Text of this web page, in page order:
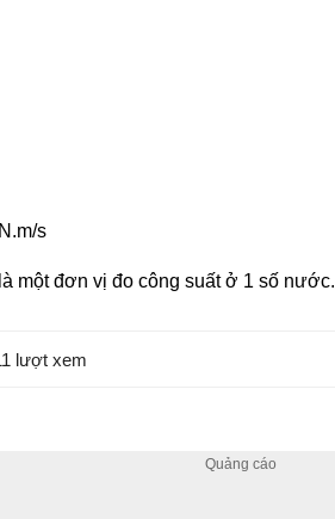
s
một đơn vị đo công suất ở 1 số nước.
lượt xem